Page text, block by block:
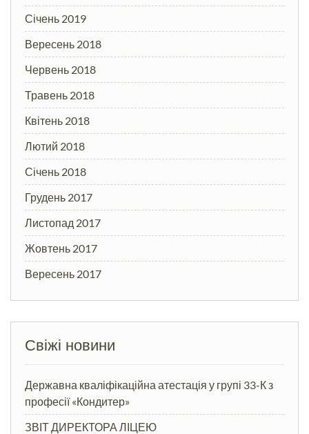
Січень 2019
Вересень 2018
Червень 2018
Травень 2018
Квітень 2018
Лютий 2018
Січень 2018
Грудень 2017
Листопад 2017
Жовтень 2017
Вересень 2017
Свіжі новини
Державна кваліфікаційна атестація у групі 33-К з
професії «Кондитер»
ЗВІТ ДИРЕКТОРА ЛІЦЕЮ